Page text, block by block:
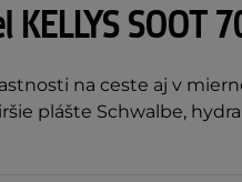
KELLYS SOOT
na ceste aj v
plášte Schwalbe,